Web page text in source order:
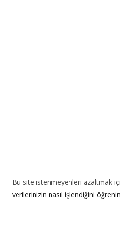
Bu site istenmeyenleri azaltmak
verilerinizin nasıl işlendiğini